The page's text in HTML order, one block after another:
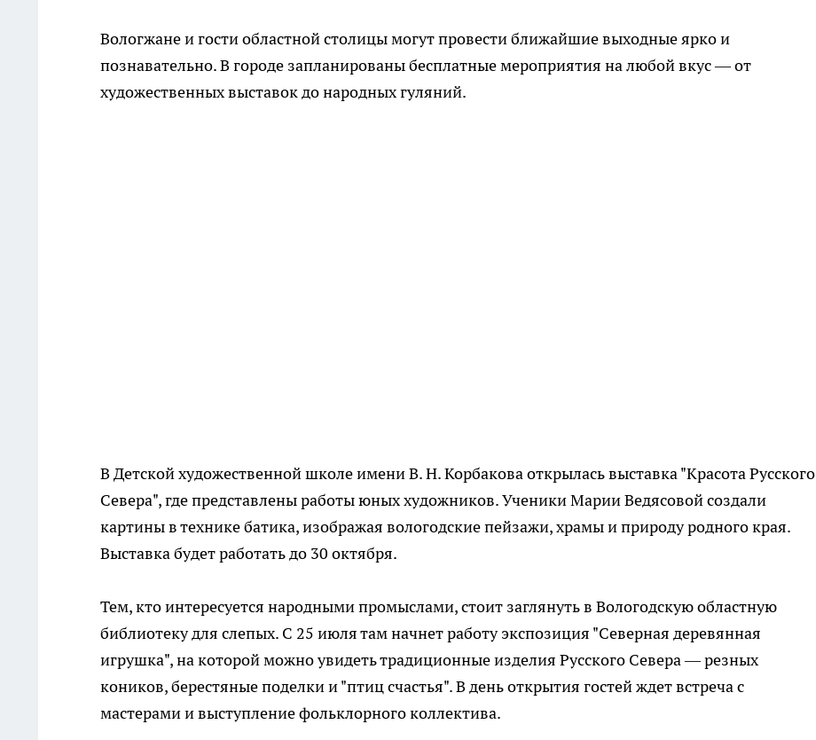
Вологжане и гости областной столицы могут провести ближайшие выходные ярко и
познавательно. В городе запланированы бесплатные мероприятия на любой вкус — от
художественных выставок до народных гуляний.
В Детской художественной школе имени В. Н. Корбакова открылась выставка "Красота Русского
Севера", где представлены работы юных художников. Ученики Марии Ведясовой создали
картины в технике батика, изображая вологодские пейзажи, храмы и природу родного края.
Выставка будет работать до 30 октября.
Тем, кто интересуется народными промыслами, стоит заглянуть в Вологодскую областную
библиотеку для слепых. С 25 июля там начнет работу экспозиция "Северная деревянная
игрушка", на которой можно увидеть традиционные изделия Русского Севера — резных
коников, берестяные поделки и "птиц счастья". В день открытия гостей ждет встреча с
мастерами и выступление фольклорного коллектива.